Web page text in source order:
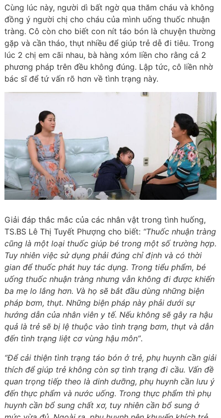
Cùng lúc này, người dì bất ngờ qua thăm cháu và không
đồng ý người chị cho cháu của mình uống thuốc nhuận
tràng. Cô còn cho biết con nít táo bón là chuyện thường
gặp và cần tháo, thụt nhiều để giúp trẻ dễ đi tiêu. Trong
lúc 2 chị em cãi nhau, bà hàng xóm liền cho rằng cả 2
phương pháp trên đều không đúng. Lập tức, cô liền nhờ
bác sĩ để tứ vấn rõ hơn về tình trạng này.
Giải đáp thắc mắc của các nhân vật trong tình huống,
TS.BS Lê Thị Tuyết Phượng cho biết: “Thuốc nhuận tràng
cũng là một loại thuốc giúp bé trong một số trường hợp.
Tuy nhiên việc sử dụng phải đúng chỉ định và có thời
gian để thuốc phát huy tác dụng. Trong tiểu phẩm, bé
uống thuốc nhuận tràng nhưng vẫn không đi được khiến
ba mẹ lo lắng hơn. Và họ sẽ bắt đầu dùng những biện
pháp bơm, thụt. Những biện pháp này phải dưới sự
hướng dẫn của nhân viên y tế. Nếu không sẽ gây ra hậu
quả là trẻ sẽ bị lệ thuộc vào tình trạng bơm, thụt và dẫn
đến tình trạng liệt cơ vùng hậu môn”.
“Để cải thiện tình trạng táo bón ở trẻ, phụ huynh cần giải
thích để giúp trẻ không còn sợ tình trạng đi cầu. Vấn đề
quan trọng tiếp theo là dinh dưỡng, phụ huynh cần lưu ý
đến thực phẩm và nước uống. Trong thực phẩm thì phụ
huynh cần bổ sung chất xơ, tuy nhiên cần bổ sung ở